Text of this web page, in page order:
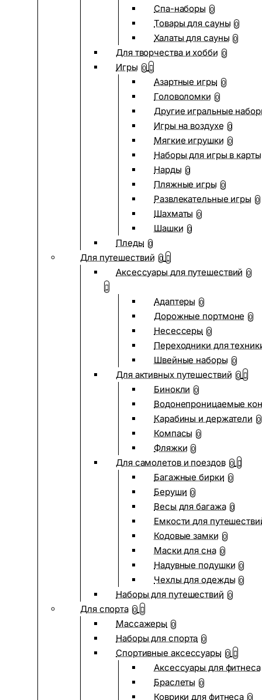
Спа-наборы 0
Товары для сауны 0
Халаты для сауны 0
Для творчества и хобби 0
Игры 0
Азартные игры 0
Головоломки 0
Другие игральные
Игры на воздухе 0
Мягкие игрушки 0
Наборы для игры в карты
Нарды 0
Пляжные игры 0
Развлекательные игры 0
Шахматы 0
Шашки 0
Пледы 0
Для путешествий 0
Аксессуары для путешествий 0
Адаптеры 0
Дорожные портмоне 0
Несессеры 0
Переходники для
Швейные наборы 0
Для активных путешествий 0
Бинокли 0
Водонепроницаемые
Карабины и держатели 0
Компасы 0
Фляжки 0
Для самолетов и поездов 0
Багажные бирки 0
Беруши 0
Весы для багажа 0
Емкости для
Кодовые замки 0
Маски для сна 0
Надувные подушки 0
Чехлы для одежды 0
Наборы для путешествий 0
Для спорта 0
Массажеры 0
Наборы для спорта 0
Спортивные аксессуары 0
Аксессуары для фитнеса
Браслеты 0
Коврики для фитнеса 0